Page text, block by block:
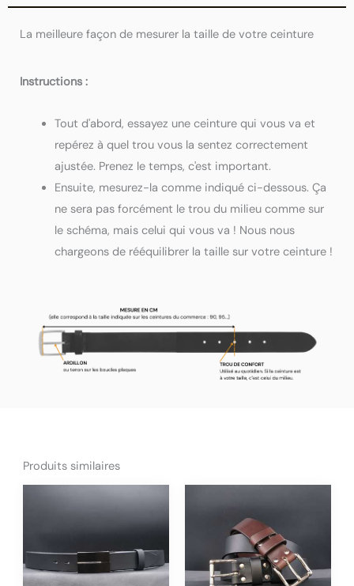
La meilleure façon de mesurer la taille de votre ceinture
Instructions :
Tout d'abord, essayez une ceinture qui vous va et
repérez à quel trou vous la sentez correctement
ajustée. Prenez le temps, c'est important.
Ensuite, mesurez-la comme indiqué ci-dessous. Ça
ne sera pas forcément le trou du milieu comme sur
le schéma, mais celui qui vous va ! Nous nous
chargeons de rééquilibrer la taille sur votre ceinture !
Produits similaires